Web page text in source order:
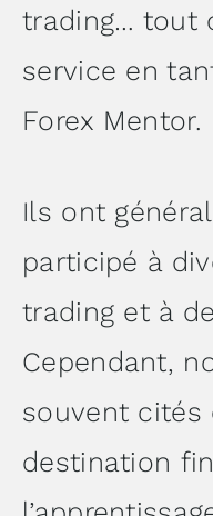
trading… tout
service en
Forex Mentor.
Ils ont
participé à
trading et à
Cependant,
souvent cités
destination